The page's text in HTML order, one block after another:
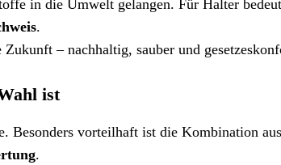
in die Umwelt gelangen. Für Halter
.
– nachhaltig, sauber und
ist
Besonders vorteilhaft ist die Kombination aus
.